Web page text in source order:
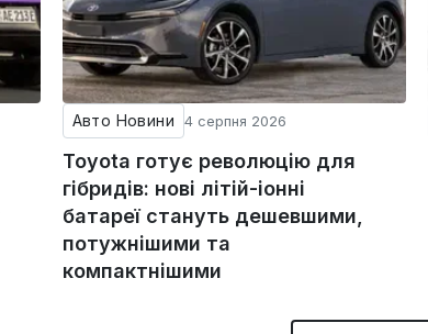
Авто Новини 4 серпня 2026
Toyota готує революцію для
гібридів: нові літій-іонні
батареї стануть дешевшими,
потужнішими та
компактнішими